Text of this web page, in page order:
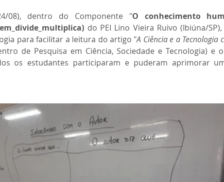
Matemática Sociologia SAEB Avaliação
08), dentro do Componente "O conhecimento
do PEI Lino Vieira Ruivo (Ibiúna/
para facilitar a leitura do artigo "A Ciência e a Tecnologia
de Pesquisa em Ciência, Sociedade e Tecnologia) e
os estudantes participaram e puderam aprimorar